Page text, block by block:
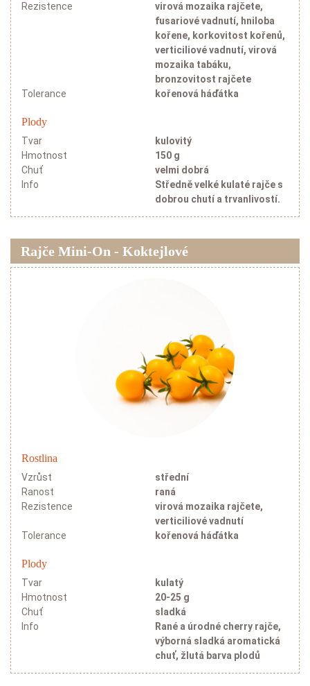
Rezistence
virová mozaika rajčete,
fusariové vadnutí, hniloba
kořene, korkovitost kořenů,
verticiliové vadnutí, virová
mozaika tabáku,
bronzovitost rajčete
Tolerance
kořenová háďátka
Plody
Tvar
kulovitý
Hmotnost
150 g
Chuť
velmi dobrá
Info
Středně velké kulaté rajče s
dobrou chutí a trvanlivostí.
Rajče Mini-On - Koktejlové
Rostlina
Vzrůst
střední
Ranost
raná
Rezistence
virová mozaika rajčete,
verticiliové vadnutí
Tolerance
kořenová háďátka
Plody
Tvar
kulatý
Hmotnost
20-25 g
Chuť
sladká
Info
Rané a úrodné cherry rajče,
výborná sladká aromatická
chuť, žlutá barva plodů